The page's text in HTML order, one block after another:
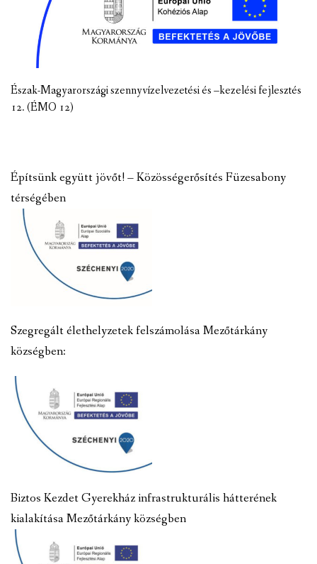
Észak-Magyarországi szennyvízelvezetési és –kezelési fejlesztés
12. (ÉMO 12)
Építsünk együtt jövőt! – Közösségerősítés Füzesabony
térségében
Szegregált élethelyzetek felszámolása Mezőtárkány
községben:
Biztos Kezdet Gyerekház infrastrukturális hátterének
kialakítása Mezőtárkány községben